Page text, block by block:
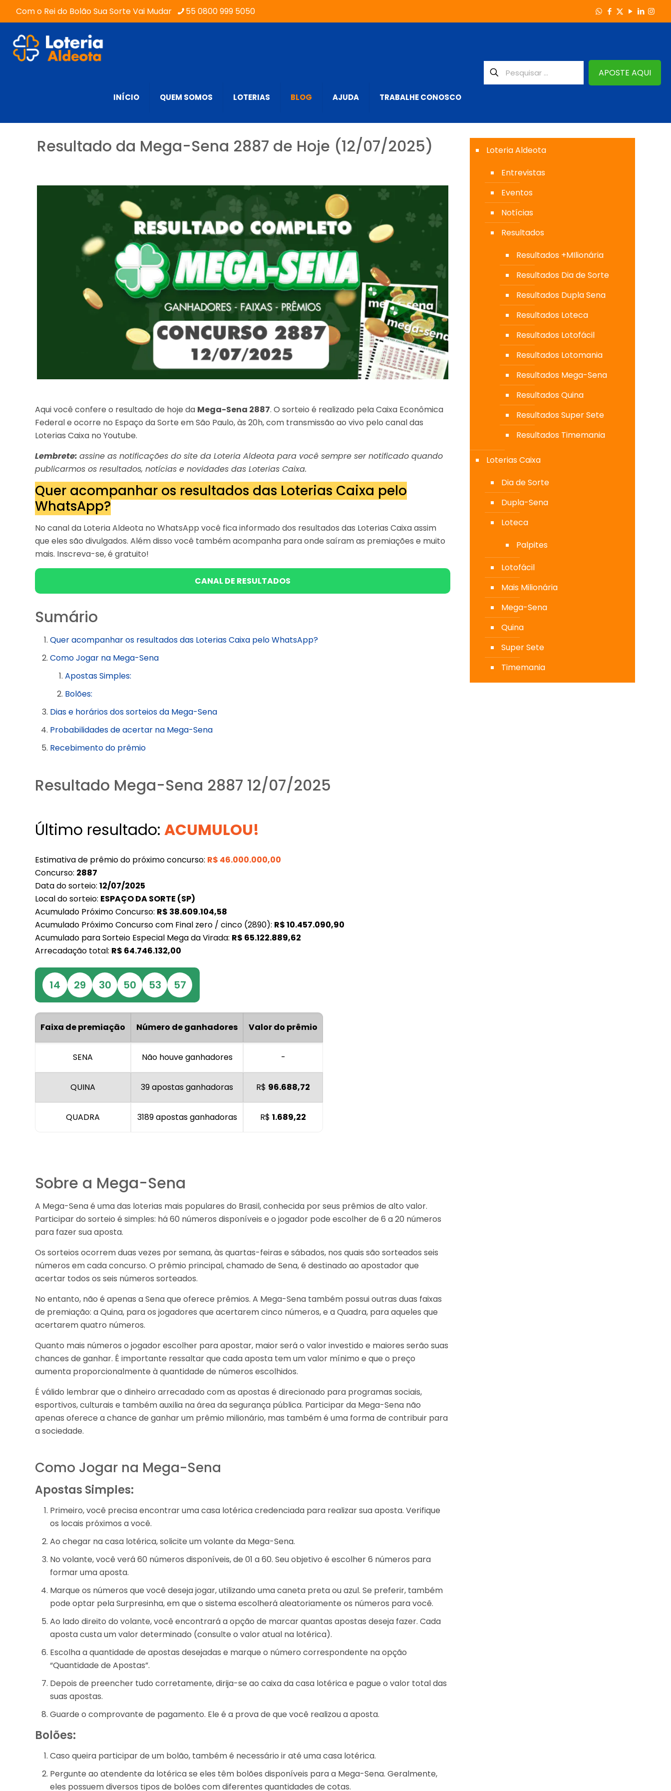
Com o Rei do Bolão Sua Sorte Vai Mudar 55 0800 999 5050
INÍCIO QUEM SOMOS LOTERIAS BLOG AJUDA TRABALHE CONOSCO
APOSTE AQUI
Resultado da Mega-Sena 2887 de Hoje (12/07/2025)
Aqui você confere o resultado de hoje da Mega-Sena 2887. O sorteio é realizado pela Caixa Econômica
Federal e ocorre no Espaço da Sorte em São Paulo, às 20h, com transmissão ao vivo pelo canal das
Loterias Caixa no Youtube.
Lembrete:assine as notificações do site da Loteria Aldeota para você sempre ser notificado quando
publicarmos os resultados, notícias e novidades das Loterias Caixa.
Quer acompanhar os resultados das Loterias Caixa pelo
WhatsApp?
No canal da Loteria Aldeota no WhatsApp você fica informado dos resultados das Loterias Caixa assim
que eles são divulgados. Além disso você também acompanha para onde saíram as premiações e muito
mais. Inscreva-se, é gratuito!
CANAL DE RESULTADOS
Sumário
Quer acompanhar os resultados das Loterias Caixa pelo WhatsApp?
Como Jogar na Mega-Sena
Apostas Simples:
Bolões:
Dias e horários dos sorteios da Mega-Sena
Probabilidades de acertar na Mega-Sena
Recebimento do prêmio
Resultado Mega-Sena 2887 12/07/2025
Último resultado:ACUMULOU!
Estimativa de prêmio do próximo concurso: R$ 46.000.000,00
Concurso: 2887
Data do sorteio:12/07/2025
Local do sorteio: ESPAÇO DA SORTE (SP)
Acumulado Próximo Concurso: R$ 38.609.104,58
Acumulado Próximo Concurso com Final zero / cinco (2890): R$10.457.090,90
Acumulado para Sorteio Especial Mega da Virada: R$ 65.122.889,62
Arrecadação total: R$ 64.746.132,00
14 29 30 50 53 57
Faixa de premiação Número de ganhadores Valor do prêmio
SENA Não houve ganhadores -
QUINA 39 apostas ganhadoras R$ 96.688,72
QUADRA 3189 apostas ganhadoras R$1.689,22
Sobre a Mega-Sena
A Mega-Sena é uma das loterias mais populares do Brasil, conhecida por seus prêmios de alto valor.
Participar do sorteio é simples: há 60 números disponíveis e o jogador pode escolher de 6 a 20 números
para fazer sua aposta.
Os sorteios ocorrem duas vezes por semana, às quartas-feiras e sábados, nos quais são sorteados seis
números em cada concurso. O prêmio principal, chamado de Sena, é destinado ao apostador que
acertar todos os seis números sorteados.
No entanto, não é apenas a Sena que oferece prêmios. A Mega-Sena também possui outras duas faixas
de premiação: a Quina, para os jogadores que acertarem cinco números, e a Quadra, para aqueles que
acertarem quatro números.
Quanto mais números o jogador escolher para apostar, maior será o valor investido e maiores serão suas
chances de ganhar. É importante ressaltar que cada aposta tem um valor mínimo e que o preço
aumenta proporcionalmente à quantidade de números escolhidos.
É válido lembrar que o dinheiro arrecadado com as apostas é direcionado para programas sociais,
esportivos, culturais e também auxilia na área da segurança pública. Participar da Mega-Sena não
apenas oferece a chance de ganhar um prêmio milionário, mas também é uma forma de contribuir para
a sociedade.
Como Jogar na Mega-Sena
Apostas Simples:
Primeiro, você precisa encontrar uma casa lotérica credenciada para realizar sua aposta. Verifique
os locais próximos a você.
Ao chegar na casa lotérica, solicite um volante da Mega-Sena.
No volante, você verá 60 números disponíveis, de 01 a 60. Seu objetivo é escolher 6 números para
formar uma aposta.
Marque os números que você deseja jogar, utilizando uma caneta preta ou azul. Se preferir, também
pode optar pela Surpresinha, em que o sistema escolherá aleatoriamente os números para você.
Ao lado direito do volante, você encontrará a opção de marcar quantas apostas deseja fazer. Cada
aposta custa um valor determinado (consulte o valor atual na lotérica).
Escolha a quantidade de apostas desejadas e marque o número correspondente na opção
“Quantidade de Apostas”.
Depois de preencher tudo corretamente, dirija-se ao caixa da casa lotérica e pague o valor total das
suas apostas.
Guarde o comprovante de pagamento. Ele é a prova de que você realizou a aposta.
Bolões:
Caso queira participar de um bolão, também é necessário ir até uma casa lotérica.
Pergunte ao atendente da lotérica se eles têm bolões disponíveis para a Mega-Sena. Geralmente,
eles possuem diversos tipos de bolões com diferentes quantidades de cotas.
Loteria Aldeota
Entrevistas
Eventos
Notícias
Resultados
Resultados +MIlionária
Resultados Dia de Sorte
Resultados Dupla Sena
Resultados Loteca
Resultados Lotofácil
Resultados Lotomania
Resultados Mega-Sena
Resultados Quina
Resultados Super Sete
Resultados Timemania
Loterias Caixa
Dia de Sorte
Dupla-Sena
Loteca
Palpites
Lotofácil
Mais Milionária
Mega-Sena
Quina
Super Sete
Timemania